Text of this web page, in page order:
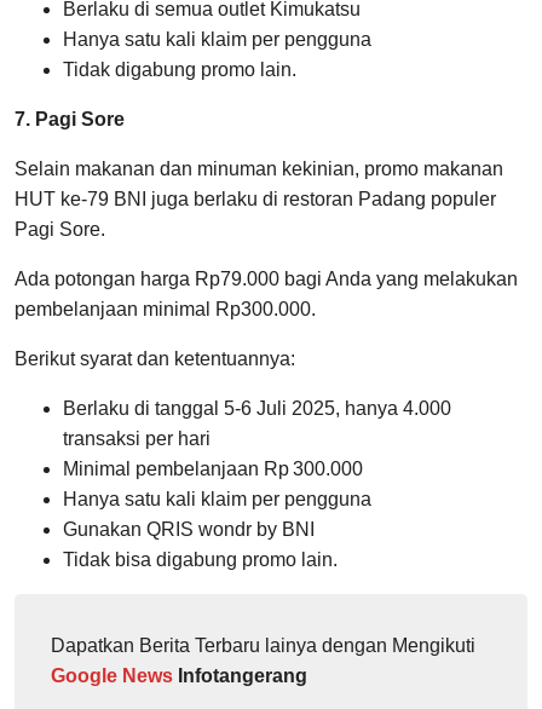
Berlaku di semua outlet Kimukatsu
Hanya satu kali klaim per pengguna
Tidak digabung promo lain.
7. Pagi Sore
Selain makanan dan minuman kekinian, promo makanan
HUT ke-79 BNI juga berlaku di restoran Padang populer
Pagi Sore.
Ada potongan harga Rp79.000 bagi Anda yang melakukan
pembelanjaan minimal Rp300.000.
Berikut syarat dan ketentuannya:
Berlaku di tanggal 5-6 Juli 2025, hanya 4.000
transaksi per hari
Minimal pembelanjaan Rp 300.000
Hanya satu kali klaim per pengguna
Gunakan QRIS wondr by BNI
Tidak bisa digabung promo lain.
Dapatkan Berita Terbaru lainya dengan Mengikuti
Google News Infotangerang